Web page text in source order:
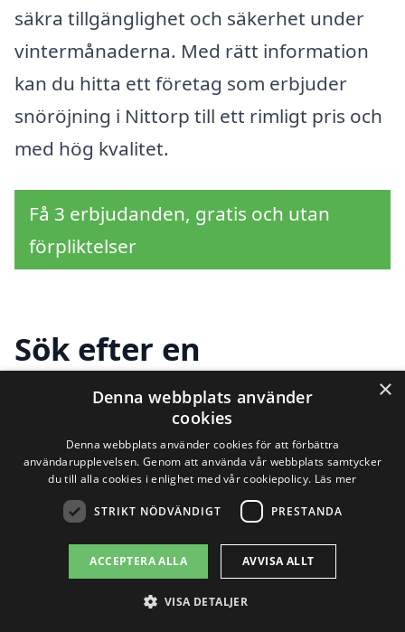
säkra tillgänglighet och säkerhet under
vintermånaderna. Med rätt information
kan du hitta ett företag som erbjuder
snöröjning i Nittorp till ett rimligt pris och
med hög kvalitet.
Få 3 erbjudanden, gratis och utan
förpliktelser
Sök efter en
professionell för
snöröjning i andra
städer nära Nittorp
Att hitta pålitlig snöröjning i Nittorp kan
vara avgörande, särskilt under
vintermånaderna när snön faller tungt.
×
Denna webbplats använder
cookies
Denna webbplats använder cookies för att förbättra
användarupplevelsen. Genom att använda vår webbplats samtycker
du till alla cookies i enlighet med vår cookiepolicy. Läs mer
STRIKT NÖDVÄNDIGT PRESTANDA
ACCEPTERA ALLA AVVISA ALLT
VISA DETALJER